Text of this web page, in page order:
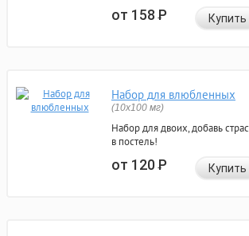
от 158Р Купить
Набор для влюбленных
(10х100 мг)
Набор для двоих, добавь
в постель!
от 120Р Купить